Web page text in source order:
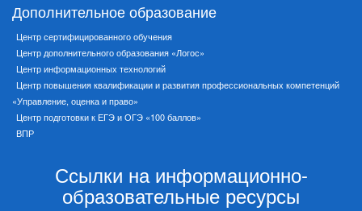
Дополнительное образование
Центр сертифицированного обучения
Центр дополнительного образования «Логос»
Центр информационных технологий
Центр повышения квалификации и развития профессиональных компетенций
«Управление, оценка и право»
Центр подготовки к ЕГЭ и ОГЭ «100 баллов»
ВПР
Ссылки на информационно-
образовательные ресурсы